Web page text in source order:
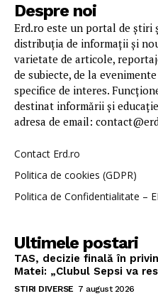
Despre noi
Erd.ro este un portal de știri
distribuția de informații și
varietate de articole,
de subiecte, de la
specifice de interes.
destinat informării și
adresa de email:
Contact Erd.ro
Politica de cookies (GDPR)
Politica de Confidentialitate –
Ultimele postari
TAS, decizie finală în
Matei: „Clubul Sepsi va
STIRI DIVERSE 7 august 2026